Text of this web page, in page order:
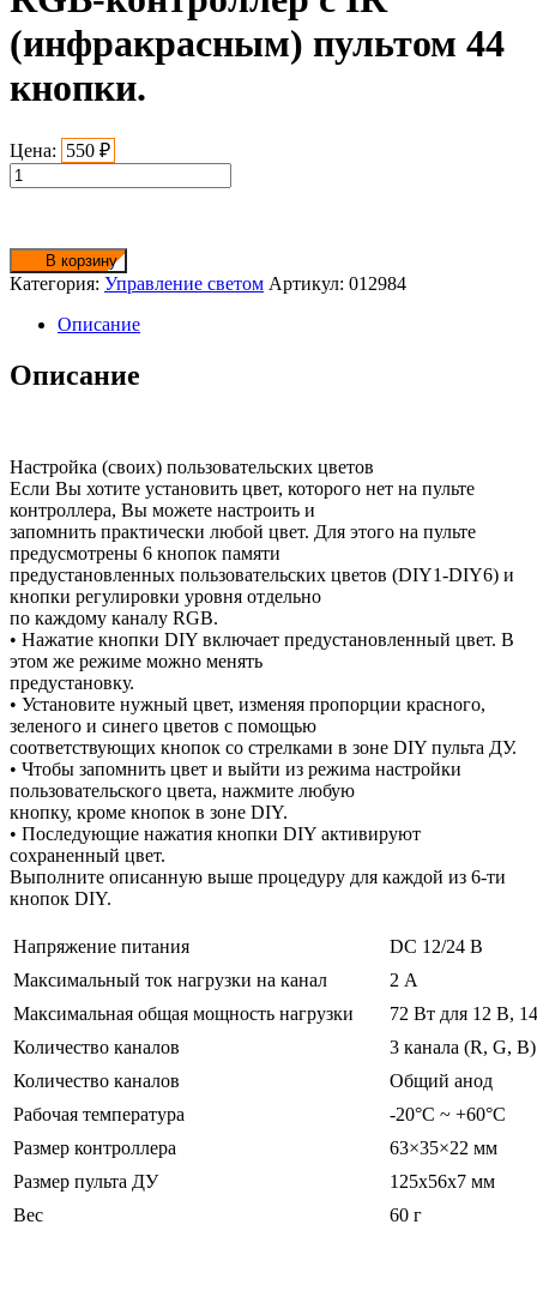
(инфракрасным) пультом 44
кнопки.
Цена: 550 ₽
Количество
товара
72/144Вт
-
контроллер
IR
(инфракрасным)
В корзину
Категория: Управление светом Артикул: 012984
Описание
Описание
Настройка (своих) пользовательских цветов
Если Вы хотите установить цвет, которого нет на пульте
контроллера, Вы можете настроить и
запомнить практически любой цвет. Для этого на пульте
предусмотрены 6 кнопок памяти
предустановленных пользовательских цветов (DIY1-DIY6) и
кнопки регулировки уровня отдельно
по каждому каналу RGB.
• Нажатие кнопки DIY включает предустановленный цвет. В
этом же режиме можно менять
предустановку.
• Установите нужный цвет, изменяя пропорции красного,
зеленого и синего цветов с помощью
соответствующих кнопок со стрелками в зоне DIY пульта ДУ.
• Чтобы запомнить цвет и выйти из режима настройки
пользовательского цвета, нажмите любую
кнопку, кроме кнопок в зоне DIY.
• Последующие нажатия кнопки DIY активируют
сохраненный цвет.
Выполните описанную выше процедуру для каждой из 6-ти
кнопок DIY.
Напряжение питания
DC 12/24 В
Максимальный ток нагрузки на канал
2 А
Максимальная общая мощность нагрузки
72 Вт для 12 В,
Количество каналов
3 канала (R, G, B)
Количество каналов
Общий анод
Рабочая температура
-20°C ~ +60°C
Размер контроллера
63×35×22 мм
Размер пульта ДУ
125х56х7 мм
Вес
60 г